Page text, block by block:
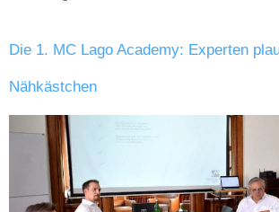
Die 1. MC Lago Academy: Experten
Nähkästchen